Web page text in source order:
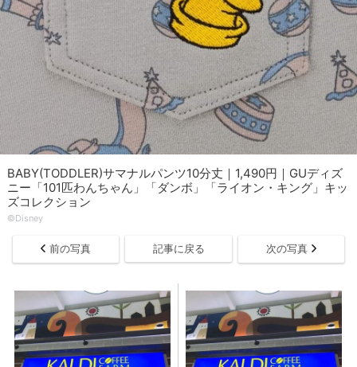
BABY(TODDLER)サマナルパンツ10分丈｜1,490円｜GUディズ
ニー「101匹わんちゃん」「ダンボ」「ライオン・キング」キッ
ズコレクション
©︎Disney
前の写真 記事に戻る 次の写真